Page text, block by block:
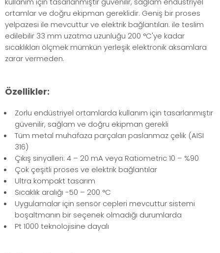
ortamlar ve doğru ekipman gereklidir. Geniş bir proses
yelpazesi ile mevcuttur ve elektrik bağlantıları. ile teslim
edilebilir 33 mm uzatma uzunluğu 200 °C'ye kadar
sıcaklıkları ölçmek mümkün yerleşik elektronik aksamlara
zarar vermeden.
Özellikler:
Zorlu endüstriyel ortamlarda kullanım için tasarlanmıştır
güvenilir, sağlam ve doğru ekipman gerekli
Tüm metal muhafaza parçaları paslanmaz çelik (AISI
316)
Çıkış sinyalleri: 4 – 20 mA veya Ratiometric 10 – %90
Çok çeşitli proses ve elektrik bağlantılar
Ultra kompakt tasarım
Sıcaklık aralığı -50 – 200 °C
Uygulamalar için sensör cepleri mevcuttur sistemi
boşaltmanın bir seçenek olmadığı durumlarda
Pt 1000 teknolojisine dayalı